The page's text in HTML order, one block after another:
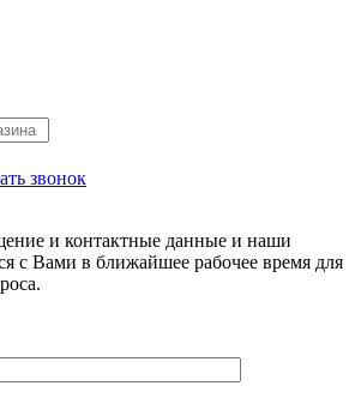
звонок
и контактные данные и наши
с Вами в ближайшее рабочее время для